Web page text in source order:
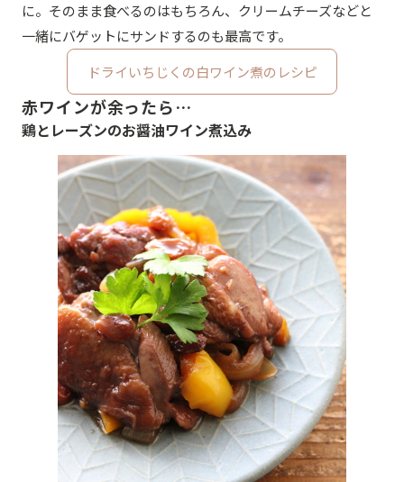
に。そのまま食べるのはもちろん、クリームチーズなどと
一緒にバゲットにサンドするのも最高です。
ドライいちじくの白ワイン煮のレシピ
赤ワインが余ったら…
鶏とレーズンのお醤油ワイン煮込み